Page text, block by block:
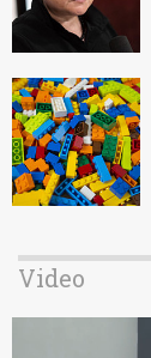
Video